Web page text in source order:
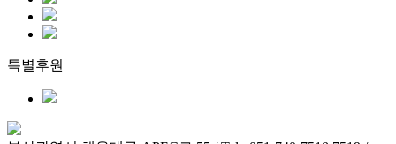
특별후원